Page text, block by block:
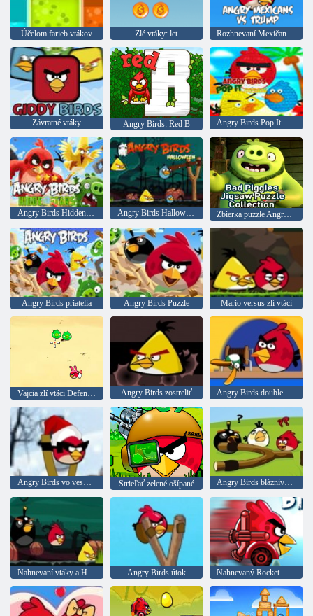
Účelom farieb vtákov Zlé vtáky: let Rozhnevaní Mexičania proti Trumpovi
Závratné vtáky Angry Birds: Red B Angry Birds Pop It Puzzle
Angry Birds Hidden Rides Angry Birds Halloween
Angry Birds priatelia Angry Birds Puzzle Mario versus zlí vtáci
Vajcia zlí vtáci Defense 2 Angry Birds zostreliť
Angry Birds vo vesmíre Vianoce Strieľať zelené ošípané Angry Birds bláznivé pohyby
Nahnevaní vtáky a Halloween Angry Birds útok Nahnevaný Rocket Birds 2